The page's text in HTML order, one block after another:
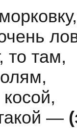
то там,
—